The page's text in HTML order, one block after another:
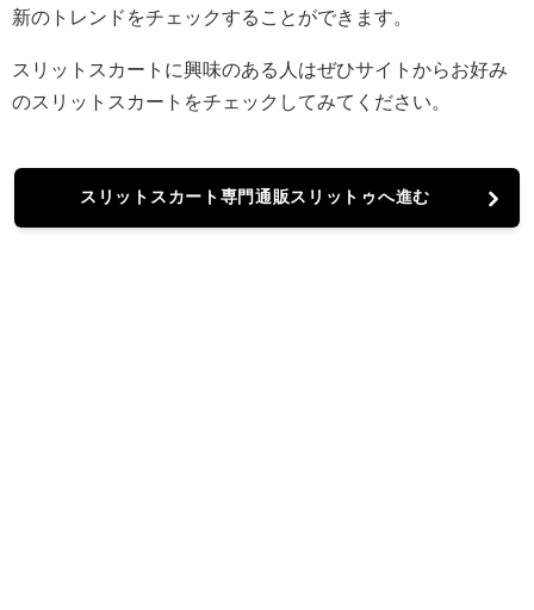
新のトレンドをチェックすることができます。
スリットスカートに興味のある人はぜひサイトからお好み
のスリットスカートをチェックしてみてください。
スリットスカート専門通販スリットゥへ進む